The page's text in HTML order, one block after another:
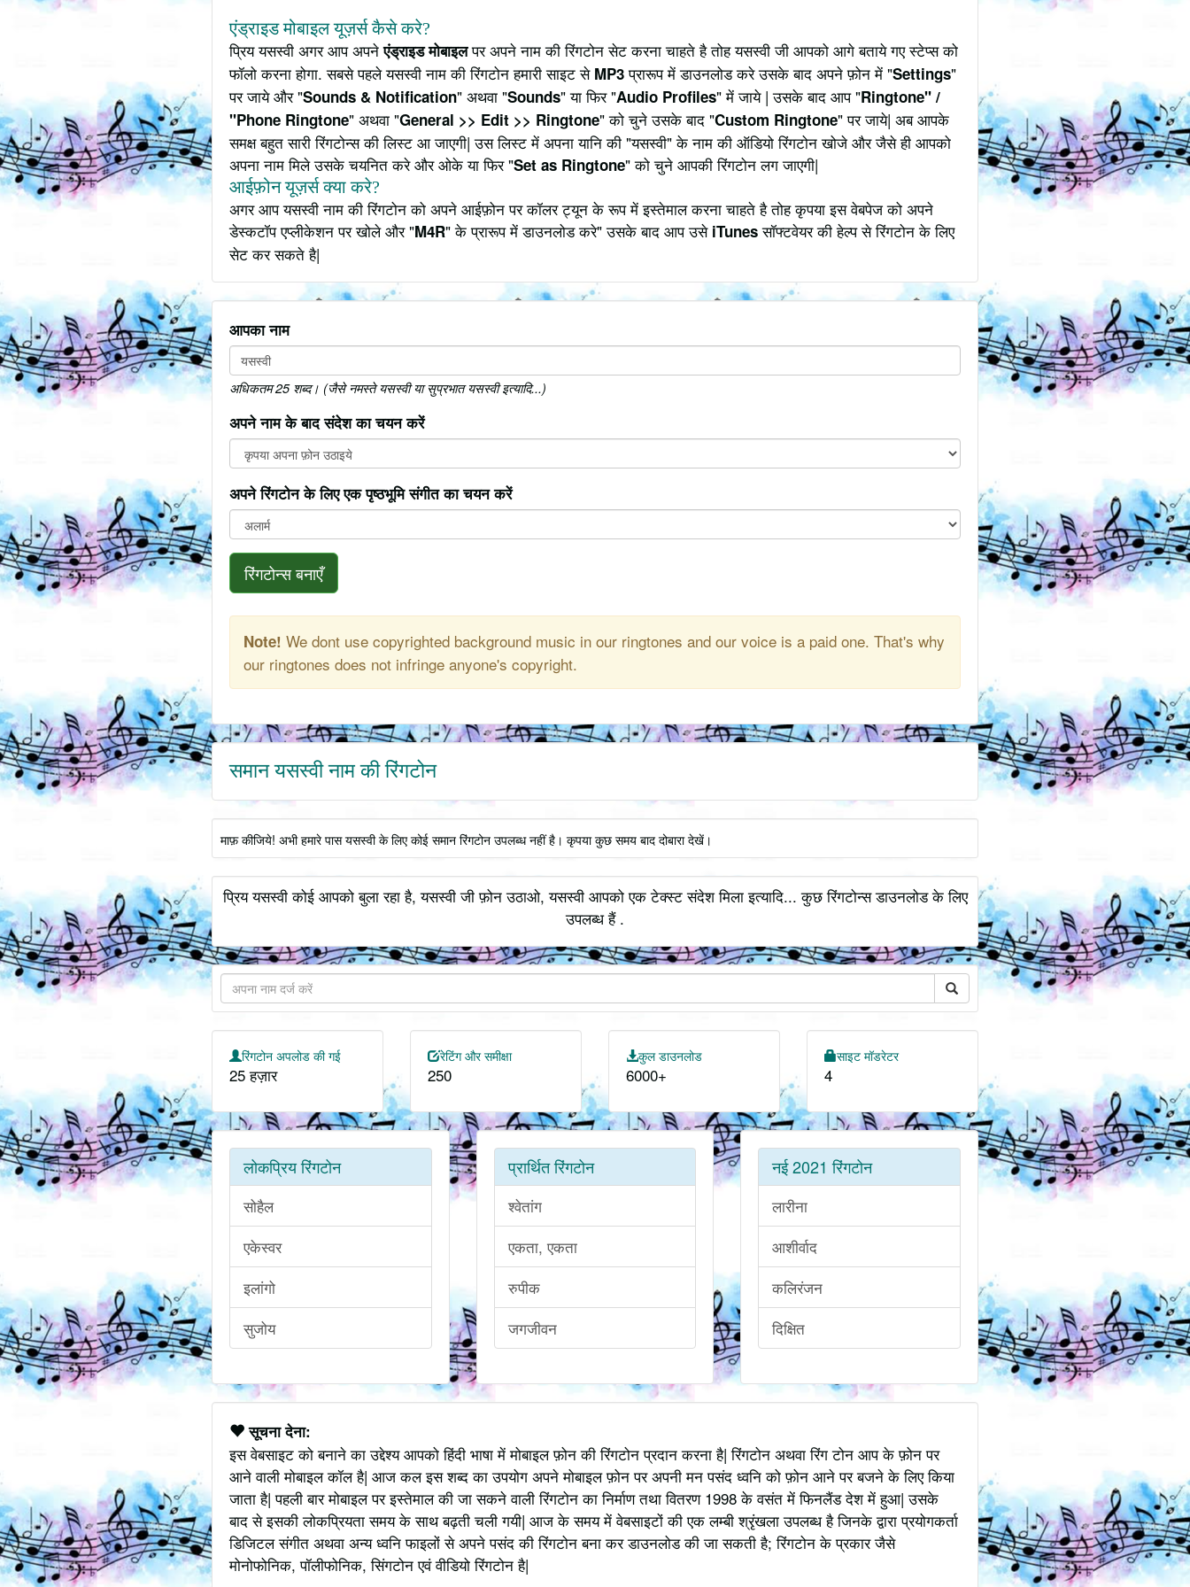
एंड्राइड मोबाइल यूज़र्स कैसे करे?
प्रिय यसस्वी अगर आप अपनेएंड्राइड मोबाइलपर अपने नाम की रिंगटोन सेट करना चाहते है तोह यसस्वी जी आपको आगे बताये गए स्टेप्स को
फॉलो करना होगा. सबसे पहले यसस्वी नाम की रिंगटोन हमारी साइट से MP3प्रारूप में डाउनलोड करे उसके बाद अपने फ़ोन में "Settings"
पर जाये और "Sounds & Notification" अथवा "Sounds" या फिर "Audio Profiles" में जाये | उसके बाद आप "Ringtone" /
"Phone Ringtone" अथवा "General >> Edit >> Ringtone" को चुने उसके बाद "Custom Ringtone" पर जाये| अब आपके
समक्ष बहुत सारी रिंगटोन्स की लिस्ट आ जाएगी| उस लिस्ट में अपना यानि की "यसस्वी" के नाम की ऑडियो रिंगटोन खोजे और जैसे ही आपको
अपना नाम मिले उसके चयनित करे और ओके या फिर "Set as Ringtone" को चुने आपकी रिंगटोन लग जाएगी|
आईफ़ोन यूज़र्स क्या करे?
अगर आप यसस्वी नाम की रिंगटोन को अपने आईफ़ोन पर कॉलर ट्यून के रूप में इस्तेमाल करना चाहते है तोह कृपया इस वेबपेज को अपने
डेस्कटॉप एप्लीकेशन पर खोले और "M4R" के प्रारूप में डाउनलोड करे" उसके बाद आप उसे iTunesसॉफ्टवेयर की हेल्प से रिंगटोन के लिए
सेट कर सकते है|
आपका नाम
अधिकतम 25 शब्द। (जैसे नमस्ते यसस्वी या सुप्रभात यसस्वी इत्यादि...)
अपने नाम के बाद संदेश का चयन करें
अपने रिंगटोन के लिए एक पृष्ठभूमि संगीत का चयन करें
रिंगटोन्स बनाएँ
Note! We dont use copyrighted background music in our ringtones and our voice is a paid one. That's why
our ringtones does not infringe anyone's copyright.
समान यसस्वी नाम की रिंगटोन
माफ़ कीजिये! अभी हमारे पास यसस्वी के लिए कोई समान रिंगटोन उपलब्ध नहीं है। कृपया कुछ समय बाद दोबारा देखें।
प्रिय यसस्वी कोई आपको बुला रहा है, यसस्वी जी फ़ोन उठाओ, यसस्वी आपको एक टेक्स्ट संदेश मिला इत्यादि... कुछ रिंगटोन्स डाउनलोड के लिए
उपलब्ध हैं .
रिंगटोन अपलोड की गई
25 हज़ार
रेटिंग और समीक्षा
250
कुल डाउनलोड
6000+
साइट मॉडरेटर
4
लोकप्रिय रिंगटोन
सोहैल
एकेस्वर
इलांगो
सुजोय
प्रार्थित रिंगटोन
श्वेतांग
एकता, एकता
रुपीक
जगजीवन
नई 2021 रिंगटोन
लारीना
आशीर्वाद
कलिरंजन
दिक्षित
सूचना देना:
इस वेबसाइट को बनाने का उद्देश्य आपको हिंदी भाषा में मोबाइल फ़ोन की रिंगटोन प्रदान करना है| रिंगटोन अथवा रिंग टोन आप के फ़ोन पर
आने वाली मोबाइल कॉल है| आज कल इस शब्द का उपयोग अपने मोबाइल फ़ोन पर अपनी मन पसंद ध्वनि को फ़ोन आने पर बजने के लिए किया
जाता है| पहली बार मोबाइल पर इस्तेमाल की जा सकने वाली रिंगटोन का निर्माण तथा वितरण 1998 के वसंत में फिनलैंड देश में हुआ| उसके
बाद से इसकी लोकप्रियता समय के साथ बढ़ती चली गयी| आज के समय में वेबसाइटों की एक लम्बी श्रृंखला उपलब्ध है जिनके द्वारा प्रयोगकर्ता
डिजिटल संगीत अथवा अन्य ध्वनि फाइलों से अपने पसंद की रिंगटोन बना कर डाउनलोड की जा सकती है; रिंगटोन के प्रकार जैसे
मोनोफोनिक, पॉलीफोनिक, सिंगटोन एवं वीडियो रिंगटोन है|